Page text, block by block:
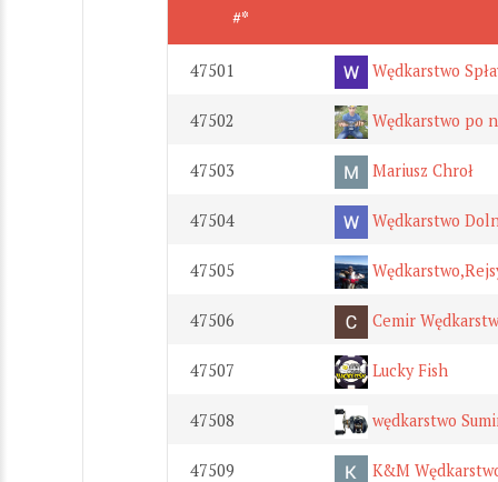
#*
47501 Wędkarstwo
47502 Wędkarstwo po
47503 Mariusz Chroł
47504 Wędkarstwo
47505
47506 Cemir
47507 Lucky Fish
47508 wędkarstwo
47509 K&M